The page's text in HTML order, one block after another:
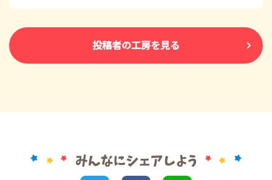
投稿者の工房を見る